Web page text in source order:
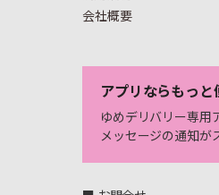
会社概要
アプリならもっと
ゆめデリバリー専用
メッセージの通知が